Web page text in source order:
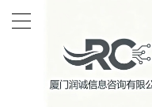
花呗因